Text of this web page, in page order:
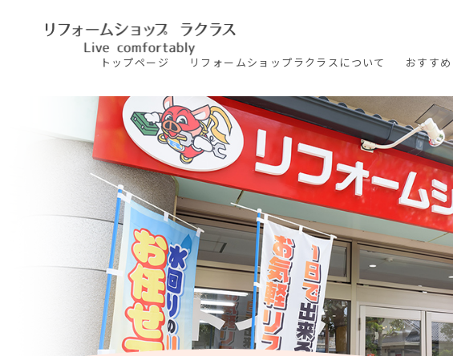
トップページ リフォームショップラクラスについて おすすめ